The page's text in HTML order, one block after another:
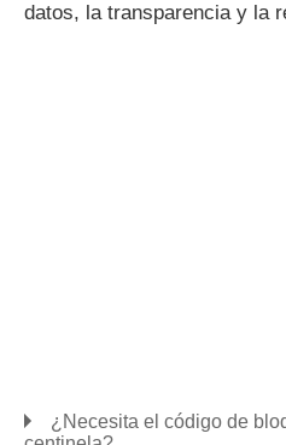
datos, la transparencia y la
¿Necesita el código de